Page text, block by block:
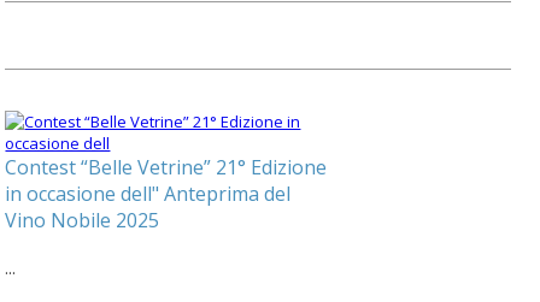
Contest “Belle Vetrine” 21° Edizione
in occasione dell" Anteprima del
Vino Nobile 2025
...